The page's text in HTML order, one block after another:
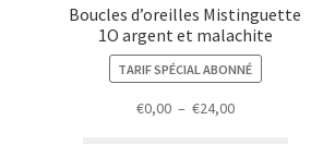
Boucles d’oreilles Mistinguette
1O argent et malachite
TARIF SPÉCIAL ABONNÉ
€0,00 – €24,00Plage